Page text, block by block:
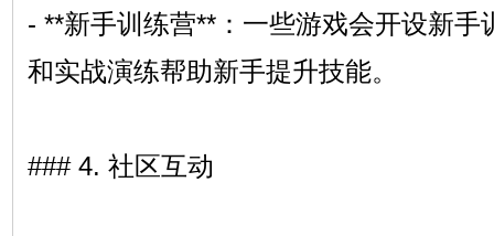
- **新手训练营**：一些游戏会开设新手
和实战演练帮助新手提升技能。
### 4. 社区互动